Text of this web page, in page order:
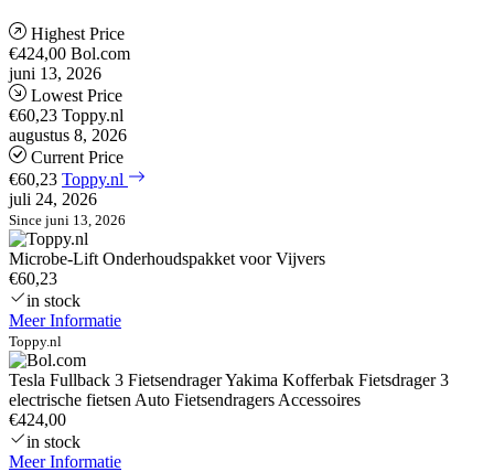
Highest Price
€424,00 Bol.com
juni 13, 2026
Lowest Price
€60,23 Toppy.nl
augustus 8, 2026
Current Price
€60,23 Toppy.nl
juli 24, 2026
Since juni 13, 2026
Microbe-Lift Onderhoudspakket voor Vijvers
€60,23
in stock
Meer Informatie
Toppy.nl
Tesla Fullback 3 Fietsendrager Yakima Kofferbak Fietsdrager 3
electrische fietsen Auto Fietsendragers Accessoires
€424,00
in stock
Meer Informatie